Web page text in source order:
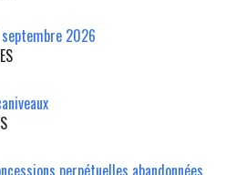
2026
perpétuelles abandonnées